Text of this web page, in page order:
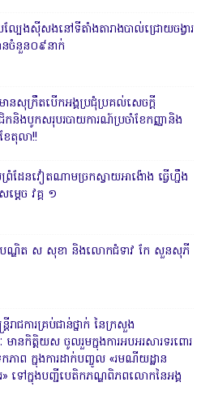
បល្បែងស៊ីសងនៅទីតាំងតារាងបាល់ជ្រោយចង្វារ
នចំនួន០៩នាក់
នសុក្រឹតបើកអង្គប្រជុំប្រគល់សេចក្តី
និងបូកសរុបរបាយការណ៍ប្រចាំខែកញ្ញានិង
ែតុលា!!
ដែនវៀតណាមច្រកស្វាយអាង៉ោង ធ្វើហ្នឹង
េច វគ្គ ១
បណ្ឌិត ស សុខា និងលោកជំទាវ កែ សួនសុភី
រីរាជការគ្រប់ជាន់ថ្នាក់ នៃក្រសួង
មានកិត្តិយស ចូលរួមក្នុងការអបអរសារទរពោរ
ព ក្នុងការដាក់បញ្ចូល «រមណីយដ្ឋាន
» ទៅក្នុងបញ្ជីបេតិកភណ្ឌពិភពលោកនៃអង្គ